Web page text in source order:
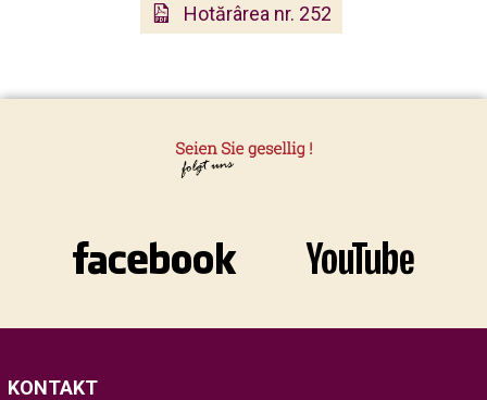
Hotărârea nr. 252
KONTAKT